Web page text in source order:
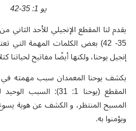
يو 1: 35-42
35- 42) بعض الكلمات المهمة التي
إنجيل يوحنا، ولكنها أيضًا مفاتيح لحياتنا
يكشف يوحنا المعمدان سبب مهمته في
المقطع (يوحنا 1: 31):
المسيح المنتظر، و الكشف عن هوية
ويؤمنوا به.